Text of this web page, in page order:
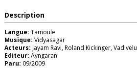
Description
Langue: Tamoule
Musique: Vidyasagar
Acteurs: Jayam Ravi, Roland Kickinger, Vadivelu
Editeur: Ayngaran
Paru: 09/2009